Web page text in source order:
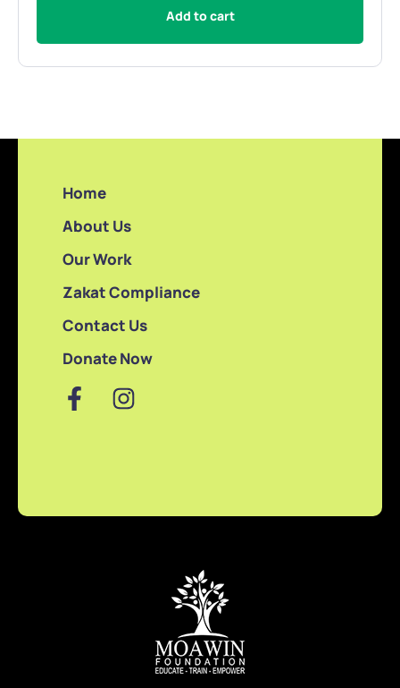
Add to cart
Home
About Us
Our Work
Zakat Compliance
Contact Us
Donate Now